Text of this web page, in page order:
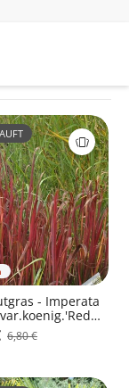
- Imperata
6,80 €